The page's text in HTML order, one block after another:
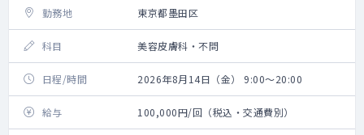
勤務地 東京都墨田区
科目 美容皮膚科・不問
日程/時間 2026年8月14日（金） 9:00～20:00
給与 100,000円/回（税込・交通費別）